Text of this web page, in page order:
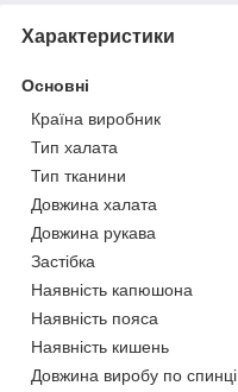
Характеристики
Основні
Країна виробник
Тип халата
Тип тканини
Довжина халата
Довжина рукава
Застібка
Наявність капюшона
Наявність пояса
Наявність кишень
Довжина виробу по спинці